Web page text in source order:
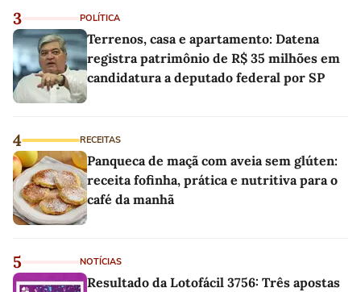
3 POLÍTICA
Terrenos, casa e apartamento: Datena
registra patrimônio de R$ 35 milhões em
candidatura a deputado federal por SP
4 RECEITAS
Panqueca de maçã com aveia sem glúten:
receita fofinha, prática e nutritiva para o
café da manhã
5 NOTÍCIAS
Resultado da Lotofácil 3756: Três apostas